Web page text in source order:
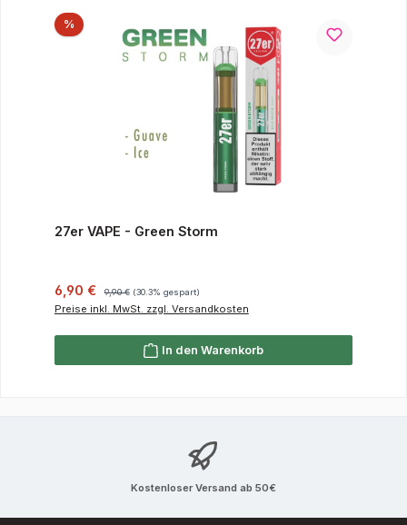
%Rabatt
27er VAPE - Green Storm
Verkaufspreis:
6,90 € Regulärer Preis:
9,90 € (30.3% gespart)
Preise inkl. MwSt. zzgl. Versandkosten
In den Warenkorb
Kostenloser Versand ab 50€